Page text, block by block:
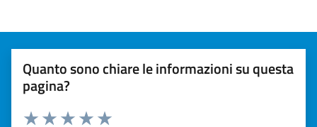
Quanto sono chiare le informazioni su questa
pagina?